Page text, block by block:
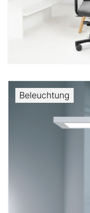
Beleuchtung